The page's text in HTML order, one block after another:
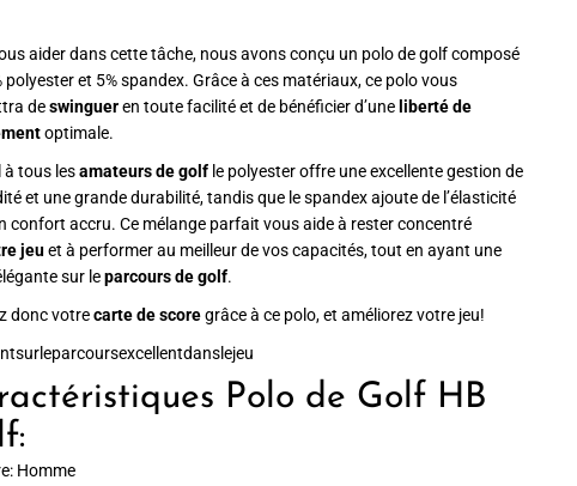
aider dans cette tâche, nous avons conçu un polo de golf composé
polyester et 5% spandex. Grâce à ces matériaux, ce polo vous
deswingueren toute facilité et de bénéficier d’une liberté de
optimale.
à tous lesamateurs de golf le polyester offre une excellente gestion de
et une grande durabilité, tandis que le spandex ajoute de l’élasticité
confort accru. Ce mélange parfait vous aide à rester concentré
jeuet à performer au meilleur de vos capacités, tout en ayant une
sur leparcours de golf.
donc votrecarte de scoregrâce à ce polo, et améliorez votre jeu!
Polo de Golf HB
Homme